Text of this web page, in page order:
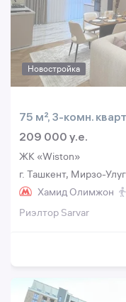
Новостройка
75 м², 3-комн.
209 000 y.e.
ЖК «Wiston»
г. Ташкент, Мирзо-
Хамид Олимжон
Риэлтор Sarvar